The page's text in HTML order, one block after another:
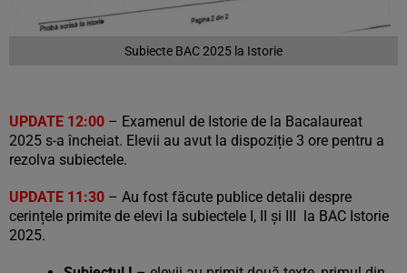
Subiecte BAC 2025 la Istorie
UPDATE 12:00 – Examenul de Istorie de la Bacalaureat
2025 s-a încheiat. Elevii au avut la dispoziție 3 ore pentru a
rezolva subiectele.
UPDATE 11:30 – Au fost făcute publice detalii despre
cerințele primite de elevi la subiectele I, II și III la BAC Istorie
2025.